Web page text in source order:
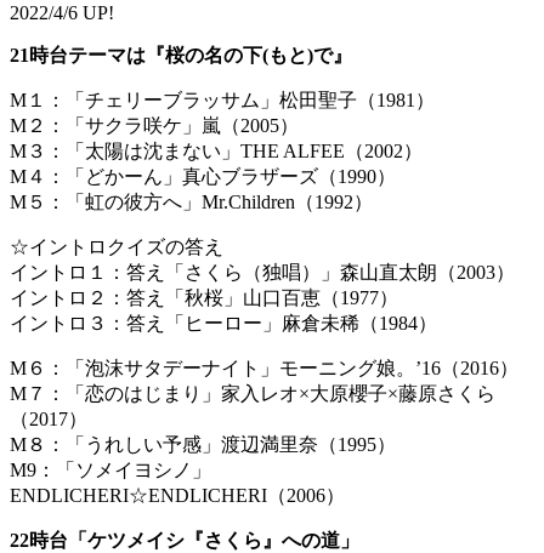
2022/4/6 UP!
21時台テーマは『桜の名の下(もと)で』
M１：「チェリーブラッサム」松田聖子（1981）
M２：「サクラ咲ケ」嵐（2005）
M３：「太陽は沈まない」THE ALFEE（2002）
M４：「どかーん」真心ブラザーズ（1990）
M５：「虹の彼方へ」Mr.Children（1992）
☆イントロクイズの答え
イントロ１：答え「さくら（独唱）」森山直太朗（2003）
イントロ２：答え「秋桜」山口百恵（1977）
イントロ３：答え「ヒーロー」麻倉未稀（1984）
M６：「泡沫サタデーナイト」モーニング娘。’16（2016）
M７：「恋のはじまり」家入レオ×大原櫻子×藤原さくら
（2017）
M８：「うれしい予感」渡辺満里奈（1995）
M9：「ソメイヨシノ」
ENDLICHERI☆ENDLICHERI（2006）
22時台「ケツメイシ『さくら』への道」